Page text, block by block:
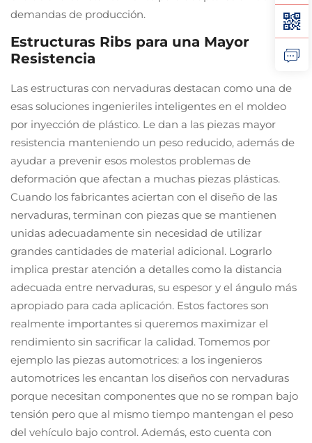
demandas de producción.
Estructuras Ribs para una Mayor
Resistencia
Las estructuras con nervaduras destacan como una de
esas soluciones ingenieriles inteligentes en el moldeo
por inyección de plástico. Le dan a las piezas mayor
resistencia manteniendo un peso reducido, además de
ayudar a prevenir esos molestos problemas de
deformación que afectan a muchas piezas plásticas.
Cuando los fabricantes aciertan con el diseño de las
nervaduras, terminan con piezas que se mantienen
unidas adecuadamente sin necesidad de utilizar
grandes cantidades de material adicional. Lograrlo
implica prestar atención a detalles como la distancia
adecuada entre nervaduras, su espesor y el ángulo más
apropiado para cada aplicación. Estos factores son
realmente importantes si queremos maximizar el
rendimiento sin sacrificar la calidad. Tomemos por
ejemplo las piezas automotrices: a los ingenieros
automotrices les encantan los diseños con nervaduras
porque necesitan componentes que no se rompan bajo
tensión pero que al mismo tiempo mantengan el peso
del vehículo bajo control. Además, esto cuenta con